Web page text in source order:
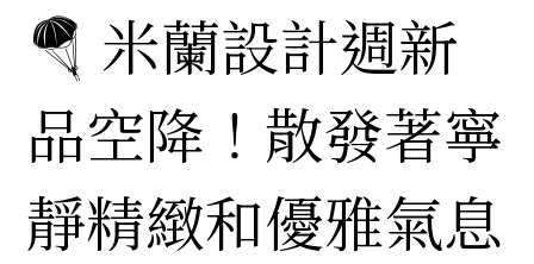
🪂 米蘭設計週新
品空降！散發著寧
靜精緻和優雅氣息